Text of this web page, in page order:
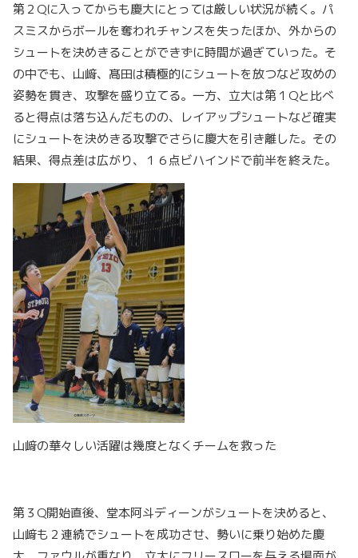
第２Qに入ってからも慶大にとっては厳しい状況が続く。パ
スミスからボールを奪われチャンスを失ったほか、外からの
シュートを決めきることができずに時間が過ぎていった。そ
の中でも、山﨑、髙田は積極的にシュートを放つなど攻めの
姿勢を貫き、攻撃を盛り立てる。一方、立大は第１Qと比べ
ると得点は落ち込んだものの、レイアップシュートなど確実
にシュートを決めきる攻撃でさらに慶大を引き離した。その
結果、得点差は広がり、１６点ビハインドで前半を終えた。
山﨑の華々しい活躍は幾度となくチームを救った
第３Q開始直後、堂本阿斗ディーンがシュートを決めると、
山﨑も２連続でシュートを成功させ、勢いに乗り始めた慶